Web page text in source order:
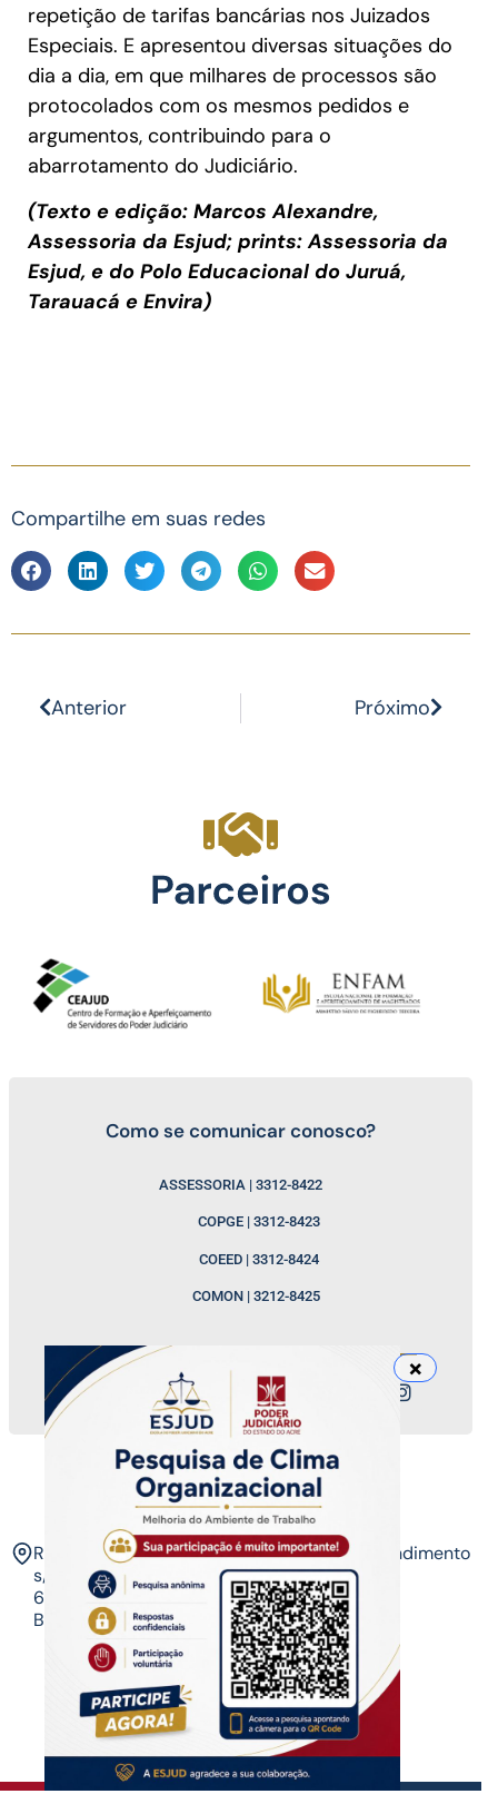
repetição de tarifas bancárias nos Juizados
Especiais. E apresentou diversas situações do
dia a dia, em que milhares de processos são
protocolados com os mesmos pedidos e
argumentos, contribuindo para o
abarrotamento do Judiciário.
(Texto e edição: Marcos Alexandre,
Assessoria da Esjud; prints: Assessoria da
Esjud, e do Polo Educacional do Juruá,
Tarauacá e Envira)
Compartilhe em suas redes
Anterior Próximo
Como se comunicar conosco?
ASSESSORIA | 3312-8422
COPGE | 3312-8423
COEED | 3312-8424
COMON | 3212-8425
Nossos canais
ESJUD
Rua Tribunal de Justiça,
s/n. Via Verde.
69.915-631 – Rio
Branco-AC.​
Horário de Atendimento
07 às 14 horas​
Copyrigth ® | Escola do Poder Judiciário
Todos os direitos reservados